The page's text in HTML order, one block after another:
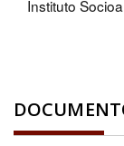
Instituto